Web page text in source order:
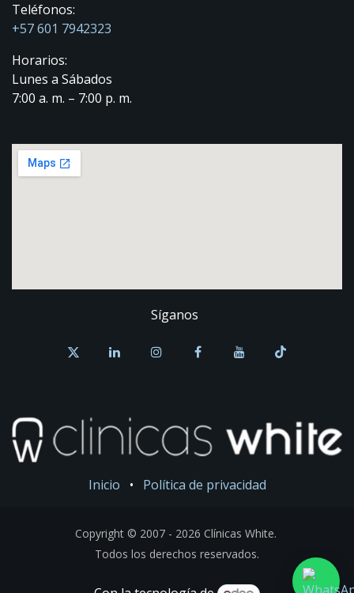
Teléfonos:
+57 601 7942323
Horarios:
Lunes a Sábados
7:00 a. m. – 7:00 p. m.
Síganos
Inicio • Política de privacidad
Copyright © 2007 - 2026 Clínicas White.
Todos los derechos reservados.